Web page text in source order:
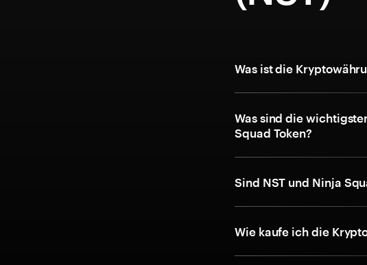
Was ist die
Was sind die
Squad Token?
Sind NST und Ninja
Wie kaufe ich die